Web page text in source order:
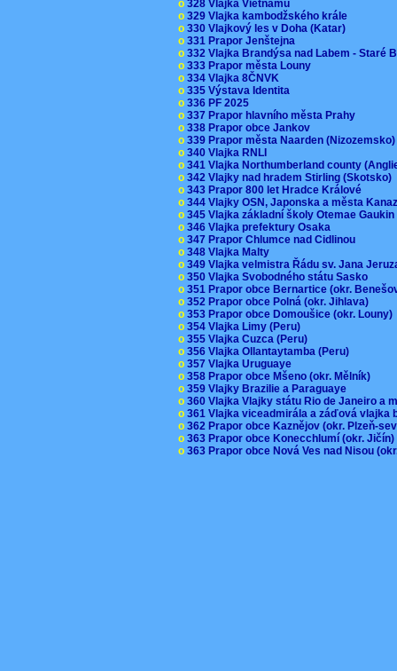
o 328 Vlajka Vietnamu
o 329 Vlajka kambodžského krále
o 330 Vlajkový les v Doha (Katar)
o 331 Prapor Jenštejna
o 332 Vlajka Brandýsa nad Labem - Staré
o 333 Prapor města Louny
o 334 Vlajka 8ČNVK
o 335 Výstava Identita
o 336 PF 2025
o 337 Prapor hlavního města Prahy
o 338 Prapor obce Jankov
o 339 Prapor města Naarden
o 340 Vlajka RNLI
o 341 Vlajka Northumberland county
o 342 Vlajky nad hradem Stirling (Skotsko)
o 343 Prapor 800 let Hradce Králové
o 344 Vlajky OSN, Japonska a města
o 345 Vlajka základní školy Otemae
o 346 Vlajka prefektury Osaka
o 347 Prapor Chlumce nad Cidlinou
o 348 Vlajka Malty
o 349 Vlajka velmistra Řádu sv. Jana
o 350 Vlajka Svobodného státu Sasko
o 351 Prapor obce Bernartice (okr.
o 352 Prapor obce Polná (okr. Jihlava)
o 353 Prapor obce Domoušice (okr. Louny)
o 354 Vlajka Limy (Peru)
o 355 Vlajka Cuzca (Peru)
o 356 Vlajka Ollantaytamba (Peru)
o 357 Vlajka Uruguaye
o 358 Prapor obce Mšeno (okr. Mělník)
o 359 Vlajky Brazilie a Paraguaye
o 360 Vlajka Vlajky státu Rio de Janeiro a
o 361 Vlajka viceadmirála a záďová
o 362 Prapor obce Kaznějov (okr. Plzeň-
o 363 Prapor obce Konecchlumí (okr.
o 363 Prapor obce Nová Ves nad Nisou